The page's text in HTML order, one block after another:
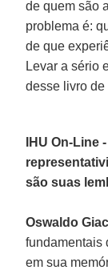
de quem são
problema é:
de que
Levar a sério
desse livro de
IHU On-Line
são suas
Oswaldo
fundamentais
em sua